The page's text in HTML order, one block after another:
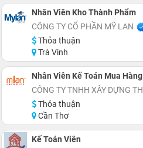
Nhân Viên Kho Thành Phẩm
CÔNG TY CỔ PHẦN MỸ LAN
Thỏa thuận
Trà Vinh
Nhân Viên Kế Toán Mua Hàng
Thỏa thuận
Cần Thơ
Kế Toán Viên